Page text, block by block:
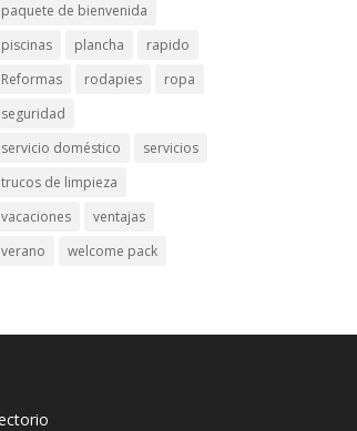
paquete de bienvenida
piscinas
plancha
rapido
Reformas
rodapies
ropa
seguridad
servicio doméstico
servicios
trucos de limpieza
vacaciones
ventajas
verano
welcome pack